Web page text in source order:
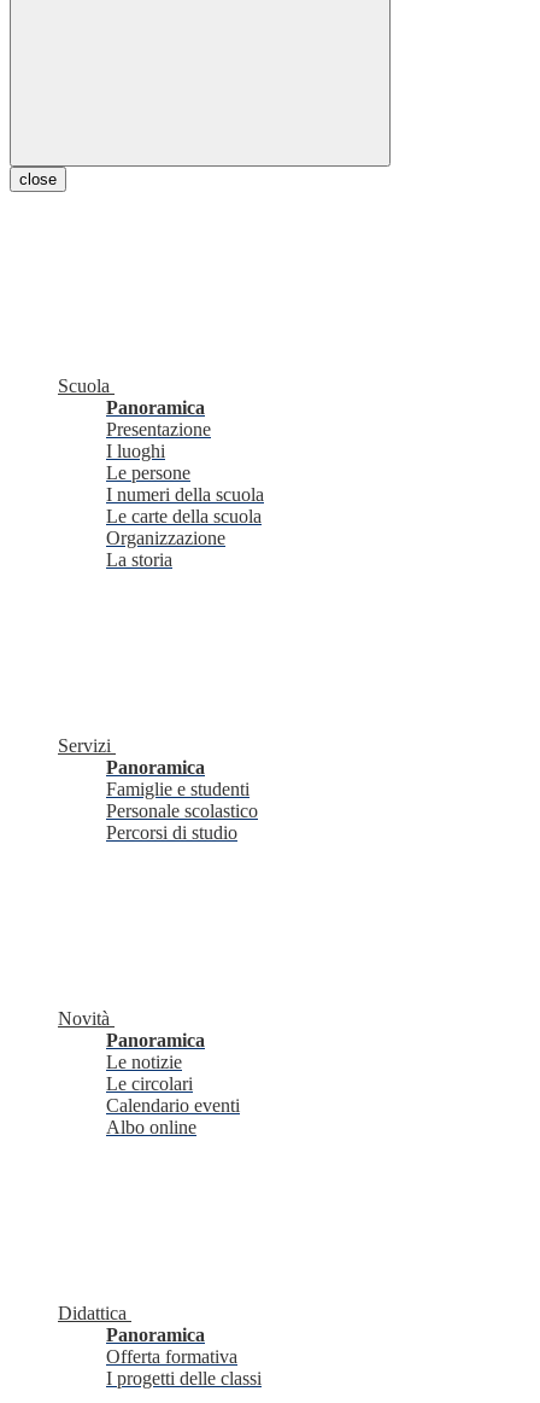
close
Scuola
Panoramica
Presentazione
I luoghi
Le persone
I numeri della scuola
Le carte della scuola
Organizzazione
La storia
Servizi
Panoramica
Famiglie e studenti
Personale scolastico
Percorsi di studio
Novità
Panoramica
Le notizie
Le circolari
Calendario eventi
Albo online
Didattica
Panoramica
Offerta formativa
I progetti delle classi